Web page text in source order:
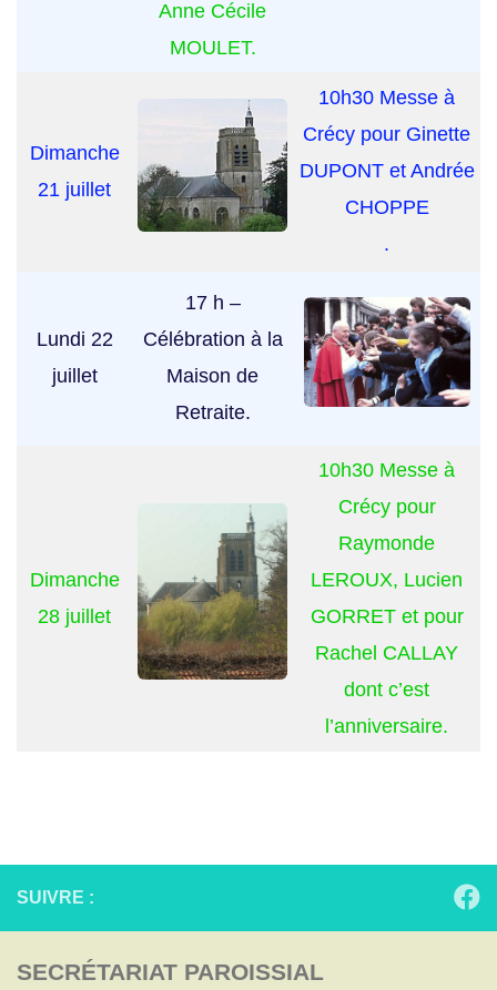
Anne Cécile
MOULET.
Dimanche
21 juillet
10h30 Messe à
Crécy pour Ginette
DUPONT et Andrée
CHOPPE
.
Lundi 22
juillet
17 h –
Célébration à la
Maison de
Retraite.
Dimanche
28 juillet
10h30 Messe à
Crécy pour
Raymonde
LEROUX, Lucien
GORRET et pour
Rachel CALLAY
dont c’est
l’anniversaire.
SUIVRE :
SECRÉTARIAT PAROISSIAL